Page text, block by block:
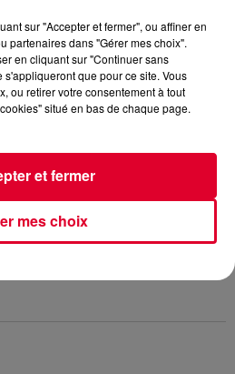
sur "Accepter et fermer", ou affiner en
partenaires dans "Gérer mes choix".
en cliquant sur "Continuer sans
s'appliqueront que pour ce site. Vous
ou retirer votre consentement à tout
situé en bas de chaque page.
mes choix
et fermer